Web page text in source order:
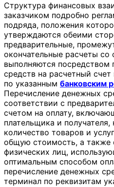
Структура финансовых
заказчиком подробно
подряда, положения
утверждаются обеими
предварительные,
окончательные расчеты со
выполняются посредством
средств на расчетный
по указанным банковским
Перечисление денежных
соответствии с
счетом на оплату,
плательщика и
количество товаров и
общую стоимость, а также
физических лиц,
оптимальным способом
перечисление денежных
терминал по реквизитам